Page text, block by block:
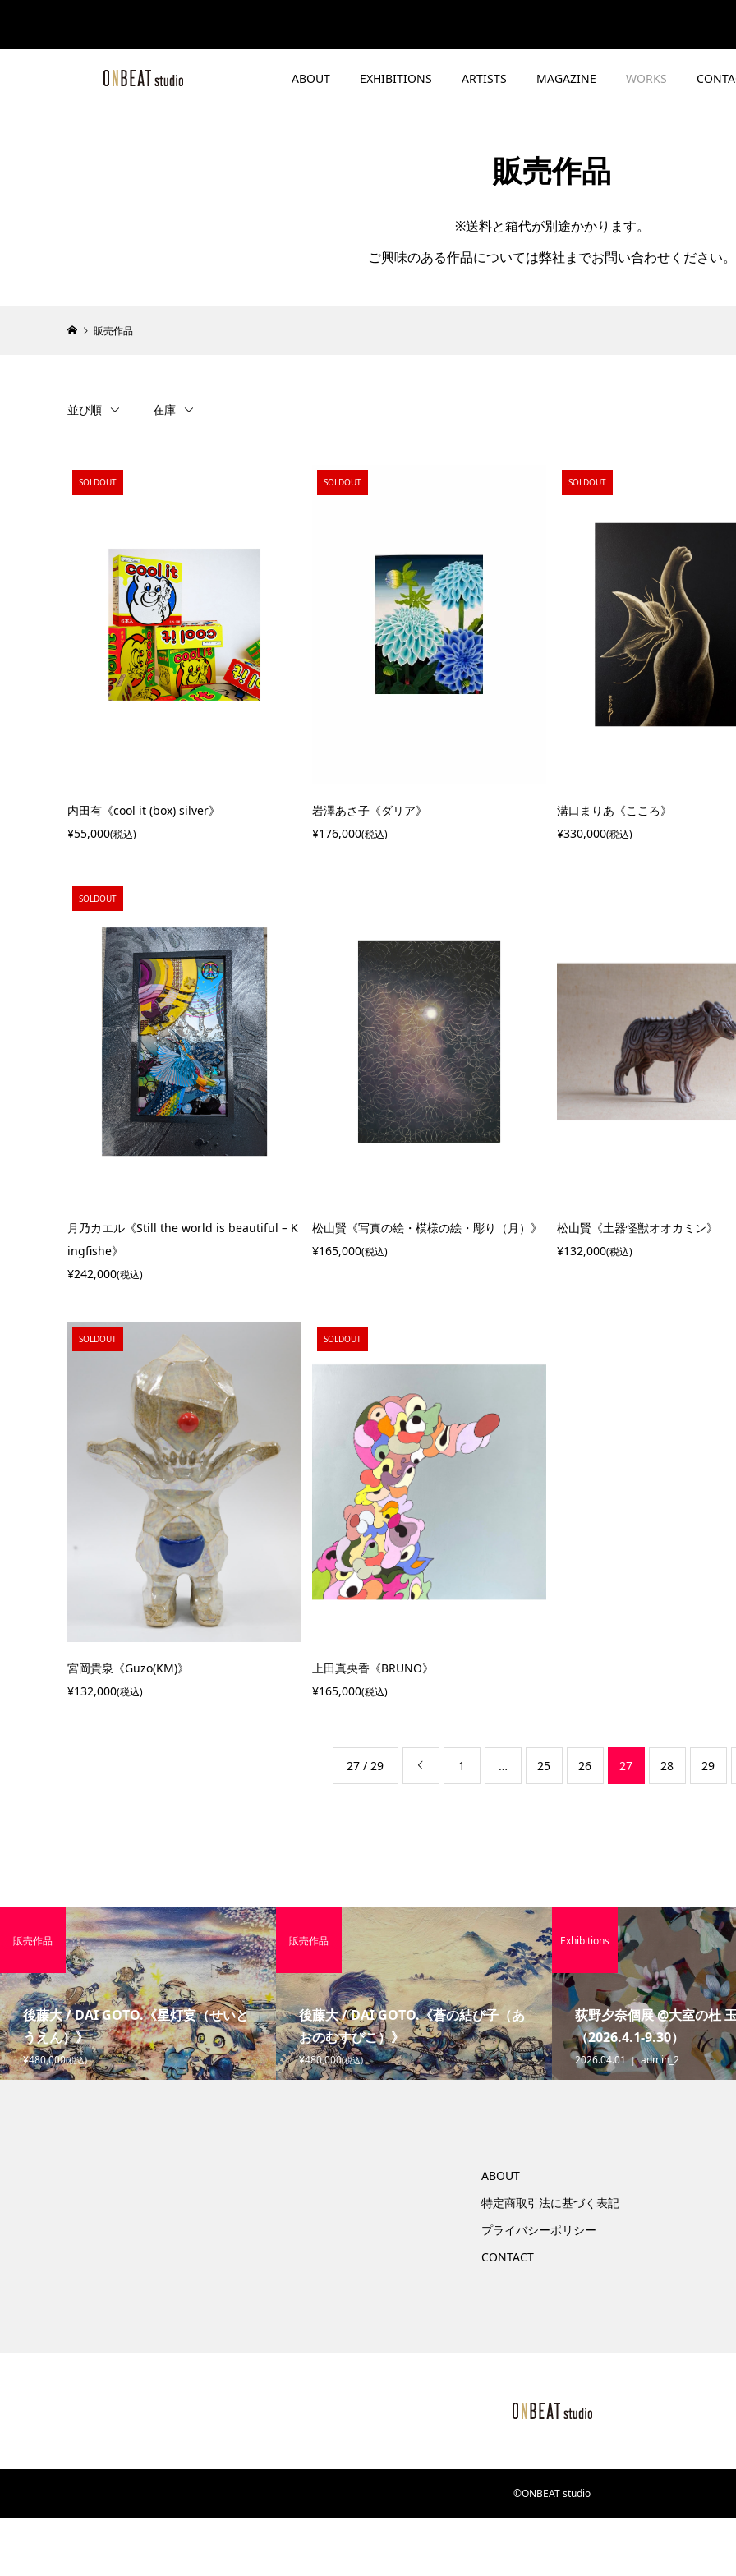
ABOUT EXHIBITIONS ARTISTS MAGAZINE WORKS
販売作品
※送料と箱代が別途かかります。
ご興味のある作品については弊社までお問い合わせください。
販売作品
並び順 在庫
SOLDOUT
内田有《cool it (box) silver》
¥55,000(税込)
SOLDOUT
岩澤あさ子《ダリア》
¥176,000(税込)
SOLDOUT
溝口まりあ《こころ》
¥330,000(税込)
SOLDOUT
月乃カエル《Still the world is beautiful – K
ingfishe》
¥242,000(税込)
松山賢《写真の絵・模様の絵・彫り（月）》
¥165,000(税込)
松山賢《土器怪獣オオカミン》
¥132,000(税込)
SOLDOUT
宮岡貴泉《Guzo(KM)》
¥132,000(税込)
SOLDOUT
上田真央香《BRUNO》
¥165,000(税込)
27 / 29  1 … 25 26 27 28 29
後藤大 / DAI GOTO.《星灯宴（せいと
うえん）》
¥480,000(税込)
販売作品
後藤大 / DAI GOTO.《蒼の結び子（あ
おのむすびこ）》
¥480,000(税込)
販売作品
荻野夕奈個展 @大室の杜
（2026.4.1-9.30）
2026.04.01 admin_2
Exhibitions
ABOUT
特定商取引法に基づく表記
プライバシーポリシー
CONTACT
©ONBEAT studio